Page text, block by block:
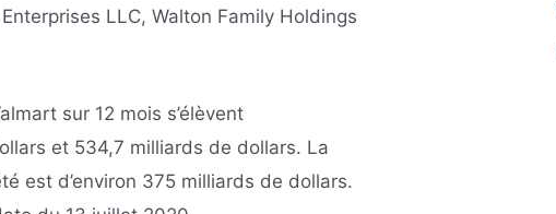
LLC, Walton Family Holdings
sur 12 mois s’élèvent
et 534,7 milliards de dollars. La
est d’environ 375 milliards de dollars.